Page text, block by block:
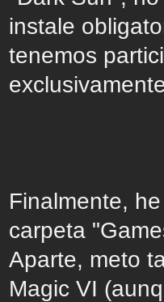
instale
tenemos
Finalmente,
carpeta
Aparte, meto
Magic VI